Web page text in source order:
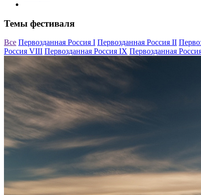
Темы фестиваля
Все Первозданная Россия I Первозданная Россия II
Россия VIII Первозданная Россия IX Первозданная